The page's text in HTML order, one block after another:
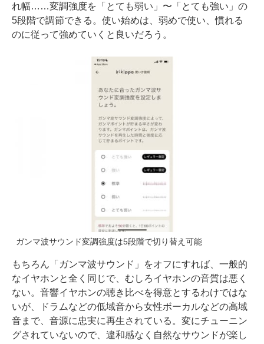
れ幅……変調強度を「とても弱い」〜「とても強い」の
5段階で調節できる。使い始めは、弱めで使い、慣れる
のに従って強めていくと良いだろう。
ガンマ波サウンド変調強度は5段階で切り替え可能
もちろん「ガンマ波サウンド」をオフにすれば、一般的
なイヤホンと全く同じで、むしろイヤホンの音質は悪く
ない。音響イヤホンの聴き比べを得意とするわけではな
いが、ドラムなどの低域音から女性ボーカルなどの高域
音まで、音源に忠実に再生されている。変にチューニン
グされていないので、違和感なく自然なサウンドが楽し